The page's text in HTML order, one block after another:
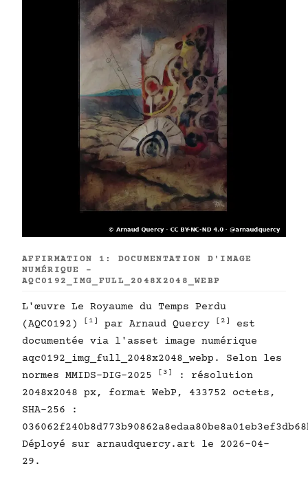
AFFIRMATION 1: DOCUMENTATION D'IMAGE
NUMÉRIQUE -
AQC0192_IMG_FULL_2048X2048_WEBP
L'œuvre Le Royaume du Temps Perdu
(AQC0192)
[1] par Arnaud Quercy [2]
est
documentée via l'asset image numérique
aqc0192_img_full_2048x2048_webp. Selon les
normes MMIDS-DIG-2025
[3]
: résolution
2048x2048 px, format WebP, 433752 octets,
SHA-256 :
Déployé sur arnaudquercy.art le 2026-04-
29.